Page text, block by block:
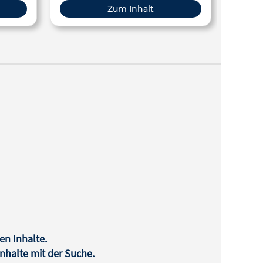
Zum Inhalt
Inhalte.
mit der Suche.